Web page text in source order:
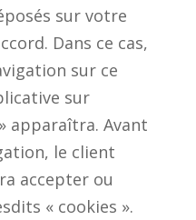
sur votre
Dans ce cas,
sur ce
sur
apparaîtra. Avant
le client
accepter ou
« cookies ».